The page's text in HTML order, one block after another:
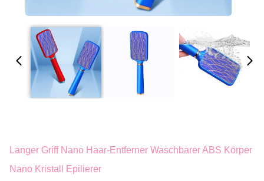
Langer Griff Nano Haar-Entferner Waschbarer ABS Körper
Nano Kristall Epilierer